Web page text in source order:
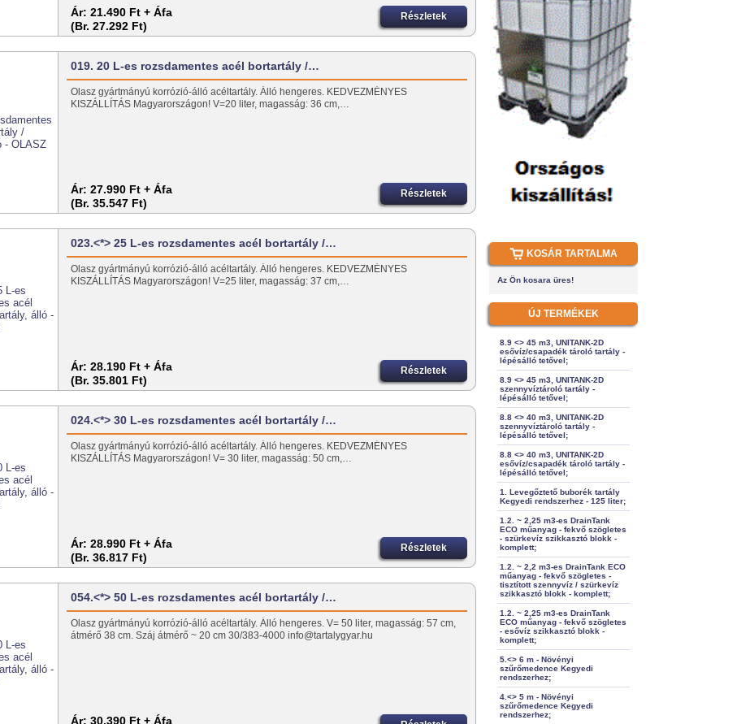
Ár: 21.490 Ft + Áfa
(Br. 27.292 Ft)
Részletek
019. 20 L-es rozsdamentes acél bortartály /…
Olasz gyártmányú korrózió-álló acéltartály. Álló hengeres. KEDVEZMÉNYES
KISZÁLLÍTÁS Magyarországon! V=20 liter, magasság: 36 cm,…
Ár: 27.990 Ft + Áfa
(Br. 35.547 Ft)
Részletek
023.<*> 25 L-es rozsdamentes acél bortartály /…
Olasz gyártmányú korrózió-álló acéltartály. Álló hengeres. KEDVEZMÉNYES
KISZÁLLÍTÁS Magyarországon! V=25 liter, magasság: 37 cm,…
Ár: 28.190 Ft + Áfa
(Br. 35.801 Ft)
Részletek
024.<*> 30 L-es rozsdamentes acél bortartály /…
Olasz gyártmányú korrózió-álló acéltartály. Álló hengeres. KEDVEZMÉNYES
KISZÁLLÍTÁS Magyarországon! V= 30 liter, magasság: 50 cm,…
Ár: 28.990 Ft + Áfa
(Br. 36.817 Ft)
Részletek
054.<*> 50 L-es rozsdamentes acél bortartály /…
Olasz gyártmányú korrózió-álló acéltartály. Álló hengeres. V= 50 liter, magasság: 57 cm,
átmérő 38 cm. Száj átmérő ~ 20 cm 30/383-4000 info@tartalygyar.hu
Ár: 30.390 Ft + Áfa
KOSÁR TARTALMA
Az Ön kosara üres!
ÚJ TERMÉKEK
8.9 <> 45 m3, UNITANK-2D
esővíz/csapadék tároló tartály -
lépésálló tetővel;
8.9 <> 45 m3, UNITANK-2D
szennyvíztároló tartály -
lépésálló tetővel;
8.8 <> 40 m3, UNITANK-2D
szennyvíztároló tartály -
lépésálló tetővel;
8.8 <> 40 m3, UNITANK-2D
esővíz/csapadék tároló tartály -
lépésálló tetővel;
1. Levegőztető buborék tartály
Kegyedi rendszerhez - 125 liter;
1.2. ~ 2,25 m3-es DrainTank
ECO műanyag - fekvő szögletes
- szürkevíz szikkasztó blokk -
komplett;
1.2. ~ 2,2 m3-es DrainTank ECO
műanyag - fekvő szögletes -
tisztított szennyvíz / szürkevíz
szikkasztó blokk - komplett;
1.2. ~ 2,25 m3-es DrainTank
ECO műanyag - fekvő szögletes
- esővíz szikkasztó blokk -
komplett;
5.<> 6 m - Növényi
szűrőmedence Kegyedi
rendszerhez;
4.<> 5 m - Növényi
szűrőmedence Kegyedi
rendszerhez;